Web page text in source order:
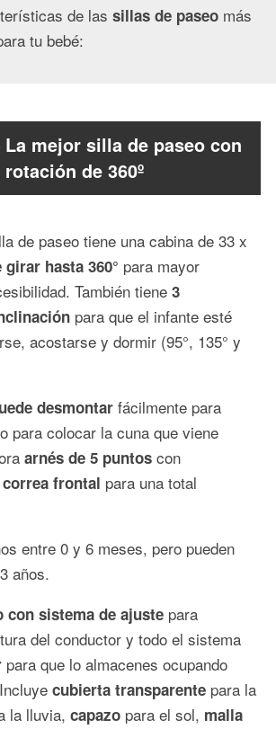
de las sillas de paseo más
tu bebé:
La mejor silla de paseo con
rotación de 360º
de paseo tiene una cabina de 33 x
girar hasta 360° para mayor
También tiene 3
para que el infante esté
acostarse y dormir (95°, 135° y
desmontar fácilmente para
para colocar la cuna que viene
arnés de 5 puntos con
correa frontal para una total
entre 0 y 6 meses, pero pueden
años.
con sistema de ajuste para
del conductor y todo el sistema
para que lo almacenes ocupando
cubierta transparente para la
la lluvia, capazo para el sol, malla